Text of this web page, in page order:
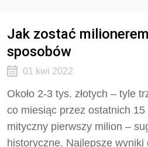
Jak zostać
sposobów
01 kwi 2022
Około 2-3 tys. złotych – tyle
co miesiąc przez ostatnich
mityczny pierwszy milion –
historyczne. Najlepsze wyniki